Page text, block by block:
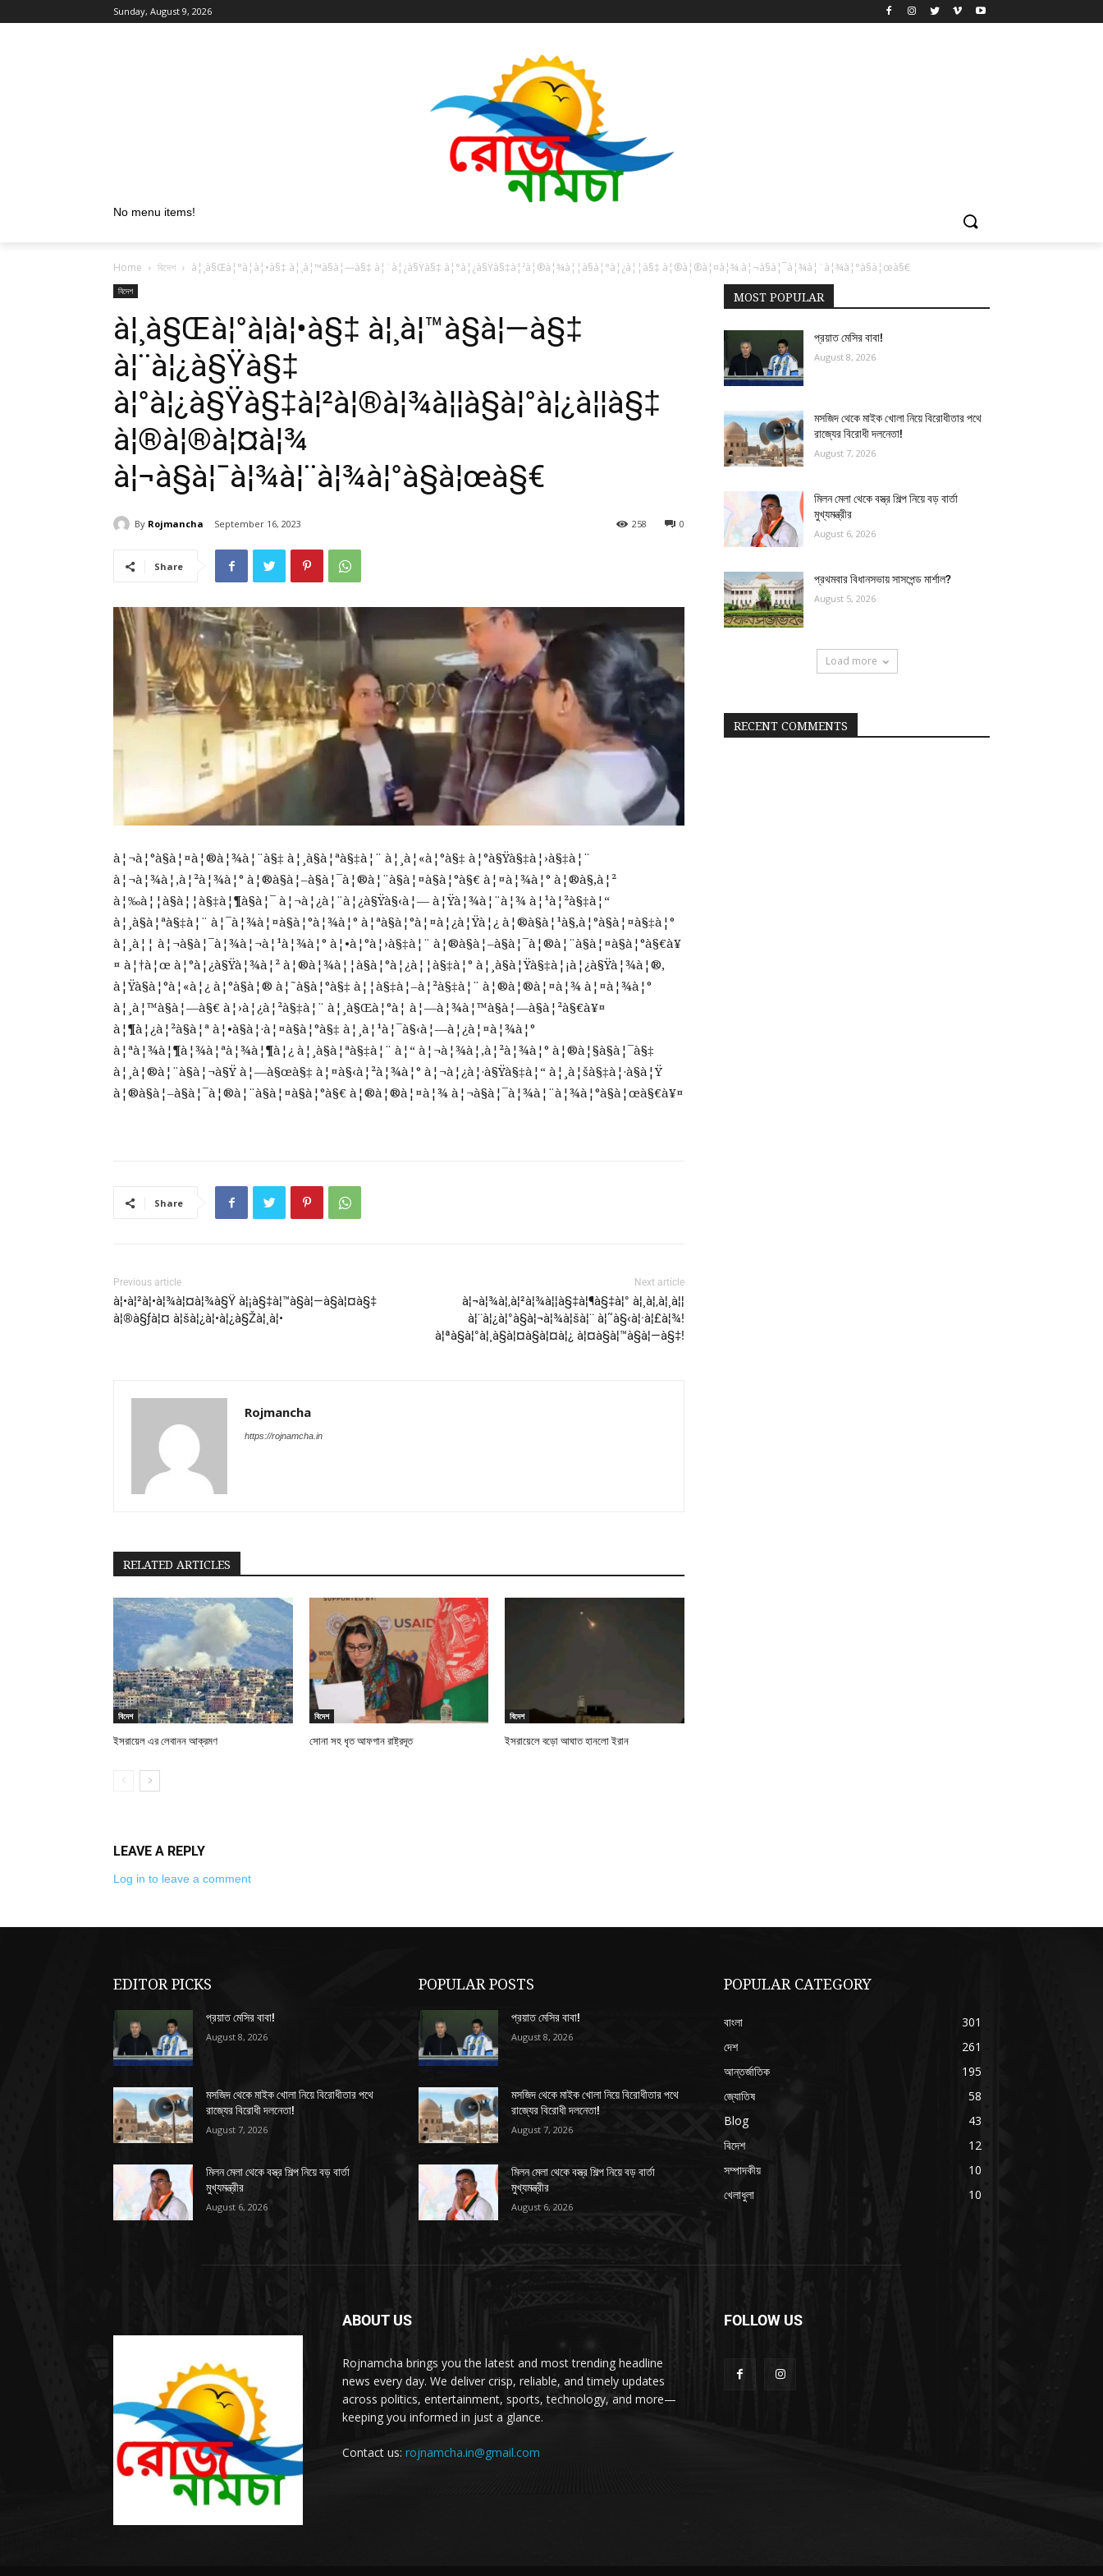
Sunday, August 9, 2026
No menu items!
Home বিদেশ à¦¸à§Œà¦°à¦­à¦•à§‡ à¦¸à¦™à§à¦—à§‡ à¦¨à¦¿à§Ÿà§‡ à¦°à¦¿à§Ÿà§‡à¦²à¦®à¦¾à¦¦à§à¦°à¦¿à¦¦à§‡ à¦®à¦®à¦¤à¦¾ à¦¬à§à¦¯à¦¾à¦¨à¦¾à¦°à§à¦œà§€
বিদেশ
à¦¸à§Œà¦°à¦­à¦•à§‡ à¦¸à¦™à§à¦—à§‡
à¦¨à¦¿à§Ÿà§‡
à¦°à¦¿à§Ÿà§‡à¦²à¦®à¦¾à¦¦à§à¦°à¦¿à¦¦à§‡
à¦®à¦®à¦¤à¦¾
à¦¬à§à¦¯à¦¾à¦¨à¦¾à¦°à§à¦œà§€
By Rojmancha September 16, 2023 0
258
Share
à¦¬à¦°à§à¦¤à¦®à¦¾à¦¨à§‡ à¦¸à§à¦ªà§‡à¦¨ à¦¸à¦«à¦°à§‡ à¦°à§Ÿà§‡à¦›à§‡à¦¨
à¦¬à¦¾à¦‚à¦²à¦¾à¦° à¦®à§à¦–à§à¦¯à¦®à¦¨à§à¦¤à§à¦°à§€ à¦¤à¦¾à¦° à¦®à§‚à¦²
à¦‰à¦¦à§à¦¦à§‡à¦¶à§à¦¯ à¦¬à¦¿à¦¨à¦¿à§Ÿà§‹à¦— à¦Ÿà¦¾à¦¨à¦¾ à¦¹à¦²à§‡à¦“
à¦¸à§à¦ªà§‡à¦¨ à¦¯à¦¾à¦¤à§à¦°à¦¾à¦° à¦ªà§à¦°à¦¤à¦¿à¦Ÿà¦¿ à¦®à§à¦¹à§‚à¦°à§à¦¤à§‡à¦°
à¦¸à¦¦ à¦¬à§à¦¯à¦¾à¦¬à¦¹à¦¾à¦° à¦•à¦°à¦›à§‡à¦¨ à¦®à§à¦–à§à¦¯à¦®à¦¨à§à¦¤à§à¦°à§€à¥
¤ à¦†à¦œ à¦°à¦¿à§Ÿà¦¾à¦² à¦®à¦¾à¦¦à§à¦°à¦¿à¦¦à§‡à¦° à¦¸à§à¦Ÿà§‡à¦¡à¦¿à§Ÿà¦¾à¦®,
à¦Ÿà§à¦°à¦«à¦¿ à¦°à§à¦® à¦˜à§à¦°à§‡ à¦¦à§‡à¦–à¦²à§‡à¦¨ à¦®à¦®à¦¤à¦¾ à¦¤à¦¾à¦°
à¦¸à¦™à§à¦—à§€ à¦›à¦¿à¦²à§‡à¦¨ à¦¸à§Œà¦°à¦­ à¦—à¦¾à¦™à§à¦—à§à¦²à§€à¥¤
à¦¶à¦¿à¦²à§à¦ª à¦•à§à¦·à¦¤à§à¦°à§‡ à¦¸à¦¹à¦¯à§‹à¦—à¦¿à¦¤à¦¾à¦°
à¦ªà¦¾à¦¶à¦¾à¦ªà¦¾à¦¶à¦¿ à¦¸à§à¦ªà§‡à¦¨ à¦“ à¦¬à¦¾à¦‚à¦²à¦¾à¦° à¦®à¦§à§à¦¯à§‡
à¦¸à¦®à¦¨à§à¦¬à§Ÿ à¦—à§œà§‡ à¦¤à§‹à¦²à¦¾à¦° à¦¬à¦¿à¦·à§Ÿà§‡à¦“ à¦¸à¦šà§‡à¦·à§à¦Ÿ
à¦®à§à¦–à§à¦¯à¦®à¦¨à§à¦¤à§à¦°à§€ à¦®à¦®à¦¤à¦¾ à¦¬à§à¦¯à¦¾à¦¨à¦¾à¦°à§à¦œà§€à¥¤
Share
Previous article
à¦•à¦²à¦•à¦¾à¦¤à¦¾à§Ÿ à¦¡à§‡à¦™à§à¦—à§à¦¤à§‡
à¦®à§ƒà¦¤ à¦šà¦¿à¦•à¦¿à§Žà¦¸à¦•
Next article
à¦¬à¦¾à¦‚à¦²à¦¾à¦¦à§‡à¦¶à§‡à¦° à¦¸à¦‚à¦¸à¦¦
à¦¨à¦¿à¦°à§à¦¬à¦¾à¦šà¦¨ à¦˜à§‹à¦·à¦£à¦¾!
à¦ªà§à¦°à¦¸à§à¦¤à§à¦¤à¦¿ à¦¤à§à¦™à§à¦—à§‡!
Rojmancha
https://rojnamcha.in
RELATED ARTICLES
বিদেশ
ইসরায়েল এর লেবানন আক্রমণ
বিদেশ
সোনা সহ ধৃত আফগান রাষ্ট্রদূত
বিদেশ
ইসরায়েলে বড়ো আঘাত হানলো ইরান
LEAVE A REPLY
Log in to leave a comment
MOST POPULAR
প্রয়াত মেসির বাবা!
August 8, 2026
মসজিদ থেকে মাইক খোলা নিয়ে বিরোধীতার পথে
রাজ্যের বিরোধী দলনেতা!
August 7, 2026
মিলন মেলা থেকে বস্ত্র শিল্প নিয়ে বড় বার্তা
মুখ্যমন্ত্রীর
August 6, 2026
প্রথমবার বিধানসভায় সাসপেন্ড মার্শাল?
August 5, 2026
Load more
RECENT COMMENTS
EDITOR PICKS
প্রয়াত মেসির বাবা!
August 8, 2026
মসজিদ থেকে মাইক খোলা নিয়ে বিরোধীতার পথে
রাজ্যের বিরোধী দলনেতা!
August 7, 2026
মিলন মেলা থেকে বস্ত্র শিল্প নিয়ে বড় বার্তা
মুখ্যমন্ত্রীর
August 6, 2026
POPULAR POSTS
প্রয়াত মেসির বাবা!
August 8, 2026
মসজিদ থেকে মাইক খোলা নিয়ে বিরোধীতার পথে
রাজ্যের বিরোধী দলনেতা!
August 7, 2026
মিলন মেলা থেকে বস্ত্র শিল্প নিয়ে বড় বার্তা
মুখ্যমন্ত্রীর
August 6, 2026
POPULAR CATEGORY
বাংলা
301
দেশ
261
আন্তর্জাতিক
195
জ্যোতিষ
58
Blog
43
বিদেশ
12
সম্পাদকীয়
10
খেলাধুলা
10
ABOUT US
Rojnamcha brings you the latest and most trending headline
news every day. We deliver crisp, reliable, and timely updates
across politics, entertainment, sports, technology, and more—
keeping you informed in just a glance.
Contact us: rojnamcha.in@gmail.com
FOLLOW US